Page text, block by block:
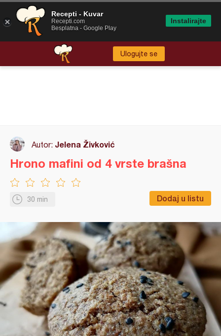
Ulogujte se
Autor: Jelena Živković
30 min Dodaj u listu
Hrono mafini od 4 vrste brašna
Recepti - Kuvar
Recepti.com
Besplatna - Google Play
Instalirajte